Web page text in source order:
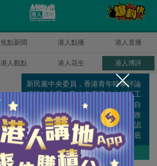
焦點新聞 港人點播 港人直播
港人觀點 港人花生 港人博評
新民黨中央委員，香港青年時事評論
員協會會董。剛由象牙塔走入地區工
作，遊走於理論與現實之間，不知自
己算是離地還是在地，但肯定任何政
策脫離社區都只會變成笑話，如果認
真就輸了，那就用輸家的身份走到底
吧。
作者其他博評